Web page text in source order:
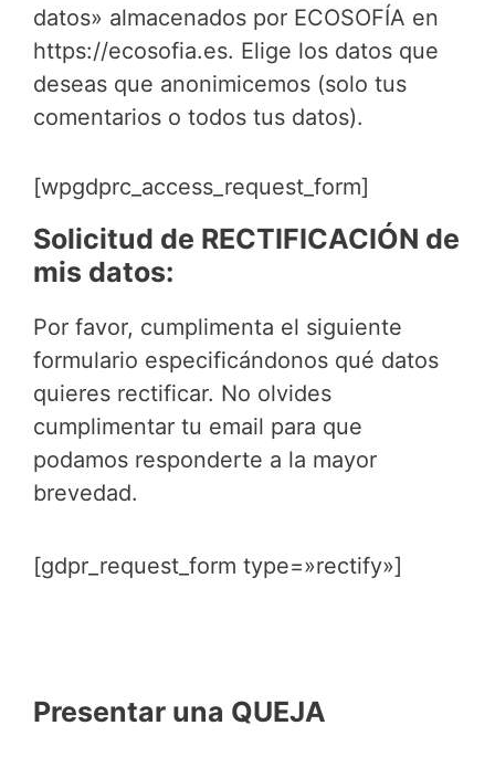
datos» almacenados por ECOSOFÍA en
https://ecosofia.es. Elige los datos que
deseas que anonimicemos (solo tus
comentarios o todos tus datos).
[wpgdprc_access_request_form]
Solicitud de RECTIFICACIÓN de
mis datos:
Por favor, cumplimenta el siguiente
formulario especificándonos qué datos
quieres rectificar. No olvides
cumplimentar tu email para que
podamos responderte a la mayor
brevedad.
[gdpr_request_form type=»rectify»]
Presentar una QUEJA